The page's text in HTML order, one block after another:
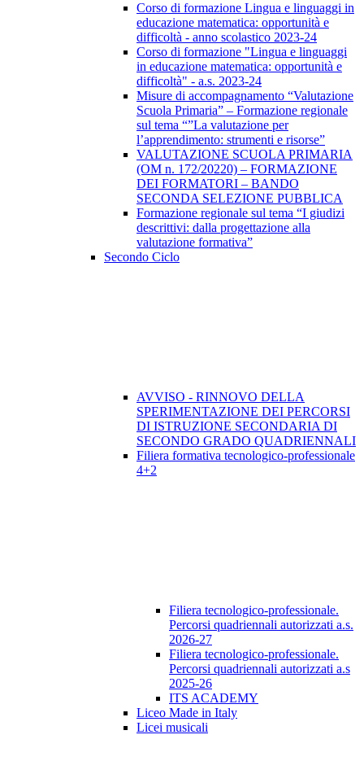
Corso di formazione Lingua e linguaggi in
educazione matematica: opportunità e
difficoltà - anno scolastico 2023-24
Corso di formazione "Lingua e linguaggi
in educazione matematica: opportunità e
difficoltà" - a.s. 2023-24
Misure di accompagnamento “Valutazione
Scuola Primaria” – Formazione regionale
sul tema “”La valutazione per
l’apprendimento: strumenti e risorse”
VALUTAZIONE SCUOLA PRIMARIA
(OM n. 172/20220) – FORMAZIONE
DEI FORMATORI – BANDO
SECONDA SELEZIONE PUBBLICA
Formazione regionale sul tema “I giudizi
descrittivi: dalla progettazione alla
valutazione formativa”
Secondo Ciclo
AVVISO - RINNOVO DELLA
SPERIMENTAZIONE DEI PERCORSI
DI ISTRUZIONE SECONDARIA DI
SECONDO GRADO QUADRIENNALI
Filiera formativa tecnologico-professionale
4+2
Filiera tecnologico-professionale.
Percorsi quadriennali autorizzati a.s.
2026-27
Filiera tecnologico-professionale.
Percorsi quadriennali autorizzati a.s
2025-26
ITS ACADEMY
Liceo Made in Italy
Licei musicali